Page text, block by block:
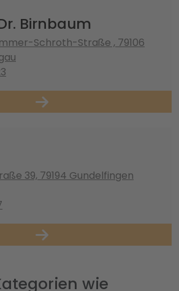
Birnbaum
Schroth-Straße , 79106
39, 79194 Gundelfingen
wie